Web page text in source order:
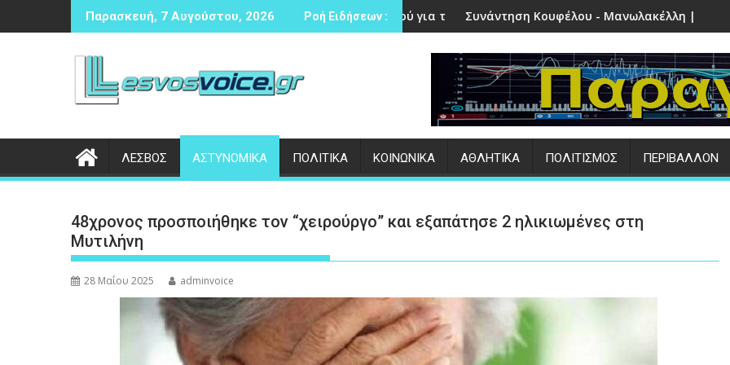
στο
Παρασκευή, 7 Αυγούστου, 2026 Ροή Ειδήσεων :
αντισφαίρισης
Δικογραφία σε βάρος 23χρονου ημεδαπού για τροχαίο στην ΠέτραΣυνάντηση Κουφέλου - Μανωλακέλλη | Στο επίκεντρο το παλιό
ΛΕΣΒΟΣ ΑΣΤΥΝΟΜΙΚΑ ΠΟΛΙΤΙΚΑ ΚΟΙΝΩΝΙΚΑ ΑΘΛΗΤΙΚΑ ΠΟΛΙΤΙΣΜΟΣ ΠΕΡΙΒΑΛΛΟΝ
48χρονος προσποιήθηκε τον “χειρούργο” και εξαπάτησε 2 ηλικιωμένες στη
Μυτιλήνη
28 Μαΐου 2025 adminvoice